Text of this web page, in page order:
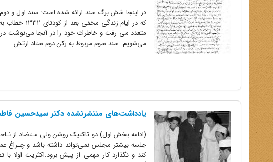
در اینجا شش برگ سند ارائه شده است: سند اول و
که در ایام
می‌شویم. سند سوم مربوط به رکن دوم ستاد ارتش...
یادداشت‌های منتشرنشده دکتر سیدحسین
(ادامه بخش اول) دو تاکتیک روشن ولی مـتضاد از‌
جلسه بیشتر مجلس نمی‌تواند داشته باشد‌ و چـراغ‌
کند و نگذارد کار مهمی از پیش‌ برود.اکثریت اولا